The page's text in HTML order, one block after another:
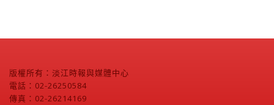
版權所有：淡江時報與媒體中心
電話：02-26250584
傳真：02-26214169